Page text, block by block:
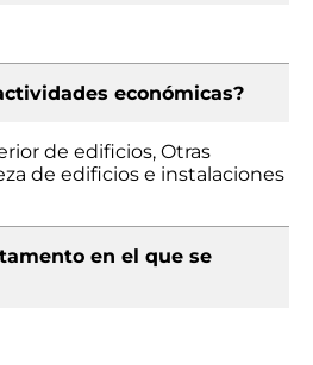
económicas?
de edificios, Otras
de edificios e instalaciones
en el que se